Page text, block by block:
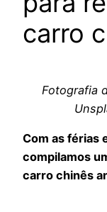
carro
Fotografia
Com as férias
compilamos
carro chinês